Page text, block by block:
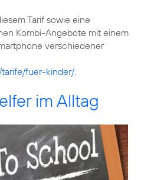
Tarif sowie eine
Kombi-Angebote mit einem
verschiedener
fuer-kinder/.
im Alltag